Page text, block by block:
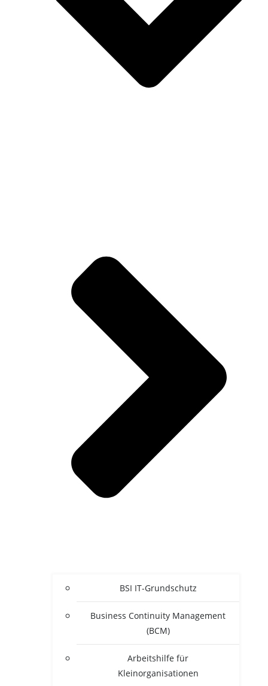
BSI IT-Grun­d­­schutz
Busi­ness Con­ti­nui­ty Manage­ment
(BCM)
Arbeits­hil­fe für
Kleinorganisationen